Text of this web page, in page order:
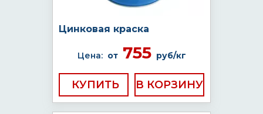
Цинковая краска
Цена: от755 руб/кг
КУПИТЬ